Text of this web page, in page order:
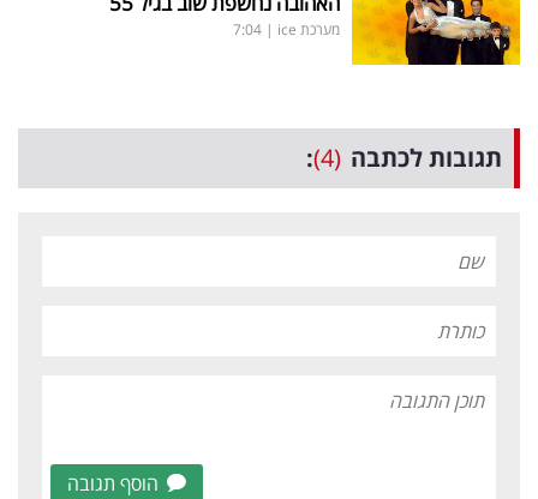
מערכת ice |
7:04
תגובות לכתבה (4)
:
הוסף תגובה